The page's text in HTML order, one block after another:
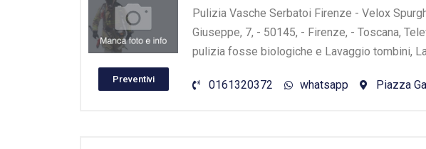
Preventivi
Pulizia Vasche Serbatoi Firenze - Velox
Giuseppe, 7, - 50145, - Firenze, - Toscana,
pulizia fosse biologiche e Lavaggio tombini,
0161320372 whatsapp Piazza